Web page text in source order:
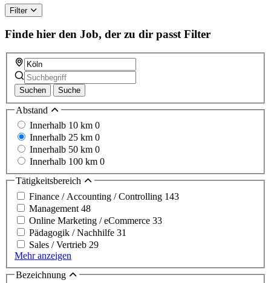
Filter
Finde hier den Job, der zu dir passt Filter
Suchen Suche
Abstand
Innerhalb 10 km 0
Innerhalb 25 km 0
Innerhalb 50 km 0
Innerhalb 100 km 0
Tätigkeitsbereich
Finance / Accounting / Controlling 143
Management 48
Online Marketing / eCommerce 33
Pädagogik / Nachhilfe 31
Sales / Vertrieb 29
Mehr anzeigen
Bezeichnung